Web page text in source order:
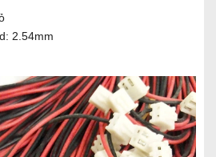
2.54mm